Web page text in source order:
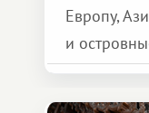
Европу,
и